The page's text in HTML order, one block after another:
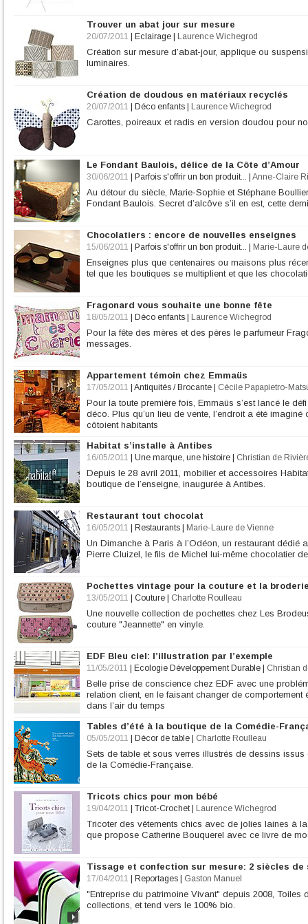
Trouver un abat jour sur mesure
20/07/2011 Eclairage Laurence Wichegrod
Création sur mesure d’abat-jour, applique ou
luminaires.
Création de doudous en matériaux recyclés
20/07/2011 Déco enfants Laurence Wichegrod
Carottes, poireaux et radis en version doudou pour
Le Fondant Baulois, délice de la Côte d’Amour
30/06/2011 Parfois s'offrir un bon produit... Anne-Claire
Au détour du siècle, Marie-Sophie et Stéphane
Fondant Baulois. Secret d’alcôve s’il en est, cette
Chocolatiers : encore de nouvelles enseignes
15/06/2011 Parfois s'offrir un bon produit... Marie-Laure
Enseignes plus que centenaires ou maisons plus
tel que les boutiques se multiplient et que les
Fragonard vous souhaite une bonne fête
18/05/2011 Déco enfants Laurence Wichegrod
Pour la fête des mères et des pères le parfumeur
messages.
Appartement témoin chez Emmaüs
17/05/2011 Antiquités / Brocante Cécile Papapietro-
Pour la toute première fois, Emmaüs s’est lancé le
déco. Plus qu’un lieu de vente, l’endroit a été
côtoient habitants
Habitat s’installe à Antibes
16/05/2011 Une marque, une histoire Christian de
Depuis le 28 avril 2011, mobilier et accessoires
boutique de l’enseigne, inaugurée à Antibes.
Restaurant tout chocolat
16/05/2011 Restaurants Marie-Laure de Vienne
Un Dimanche à Paris à l’Odéon, un restaurant
Pierre Cluizel, le fils de Michel lui-même chocolatier
Pochettes vintage pour la couture et la
13/05/2011 Couture Charlotte Roulleau
Une nouvelle collection de pochettes chez Les
couture "Jeannette" en vinyle.
EDF Bleu ciel: l’illustration par l’exemple
11/05/2011 Ecologie Développement Durable Christian
Belle prise de conscience chez EDF avec une
relation client, en le faisant changer de comportement
dans l’air du temps
Tables d’été à la boutique de la Comédie-
05/05/2011 Décor de table Charlotte Roulleau
Sets de table et sous verres illustrés de dessins
de la Comédie-Française.
Tricots chics pour mon bébé
19/04/2011 Tricot-Crochet| Laurence Wichegrod
Tricoter des vêtements chics avec de jolies laines à
que propose Catherine Bouquerel avec ce livre de
Tissage et confection sur mesure: 2 siècles de
17/04/2011 Reportages Gaston Manuel
"Entreprise du patrimoine Vivant" depuis 2008, Toiles
collections, et tend vers le 100% bio.